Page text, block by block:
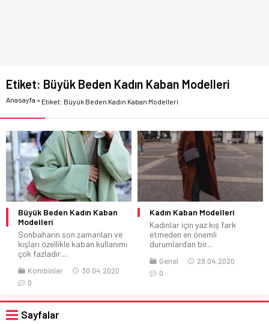
Etiket: Büyük Beden Kadın Kaban Modelleri
Anasayfa » Etiket: Büyük Beden Kadın Kaban Modelleri
Büyük Beden Kadın Kaban
Modelleri
Sonbaharın son zamanları ve
kışları özellikle kaban kullanımı
çok fazladır....
Kombinler
30.04.2020
0
Kadın Kaban Modelleri
Kadınlar için yaz kış fark
etmeden en önemli
durumlardan bir...
Genel
29.04.2020
0
Sayfalar